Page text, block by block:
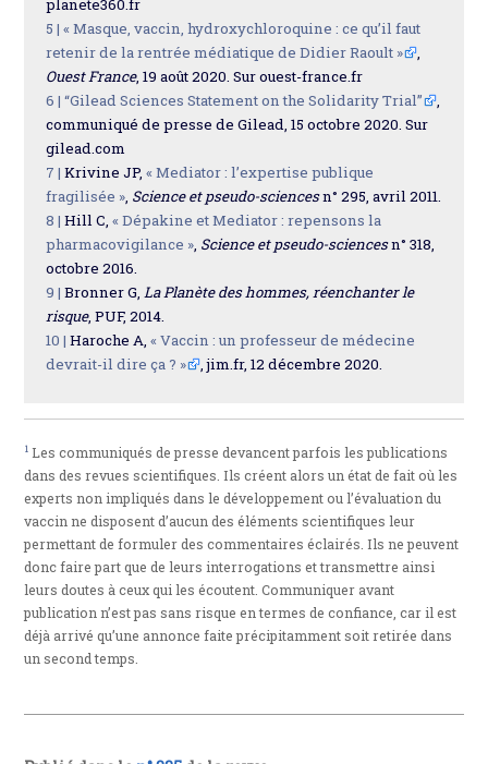
planete360.fr
5 | « Masque, vaccin, hydroxychloroquine : ce qu’il faut
retenir de la rentrée médiatique de Didier Raoult »
,
Ouest France, 19 août 2020. Sur ouest-france.fr
6 | “Gilead Sciences Statement on the Solidarity Trial”
,
communiqué de presse de Gilead, 15 octobre 2020. Sur
gilead.com
7 | Krivine JP,« Mediator : l’expertise publique
fragilisée », Science et pseudo-sciencesn° 295, avril 2011.
8 | Hill C,« Dépakine et Mediator : repensons la
pharmacovigilance », Science et pseudo-sciencesn° 318,
octobre 2016.
9 | Bronner G,La Planète des hommes, réenchanter le
risque, PUF, 2014.
10 | Haroche A,« Vaccin : un professeur de médecine
devrait-il dire ça ? »
, jim.fr, 12 décembre 2020.
1 Les communiqués de presse devancent parfois les publications
dans des revues scientifiques. Ils créent alors un état de fait où les
experts non impliqués dans le développement ou l’évaluation du
vaccin ne disposent d’aucun des éléments scientifiques leur
permettant de formuler des commentaires éclairés. Ils ne peuvent
donc faire part que de leurs interrogations et transmettre ainsi
leurs doutes à ceux qui les écoutent. Communiquer avant
publication n’est pas sans risque en termes de confiance, car il est
déjà arrivé qu’une annonce faite précipitamment soit retirée dans
un second temps.